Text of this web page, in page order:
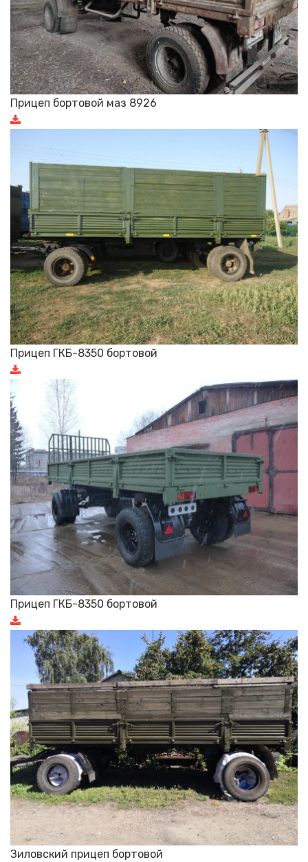
Прицеп бортовой маз 8926
Прицеп ГКБ-8350 бортовой
Прицеп ГКБ-8350 бортовой
Зиловский прицеп бортовой